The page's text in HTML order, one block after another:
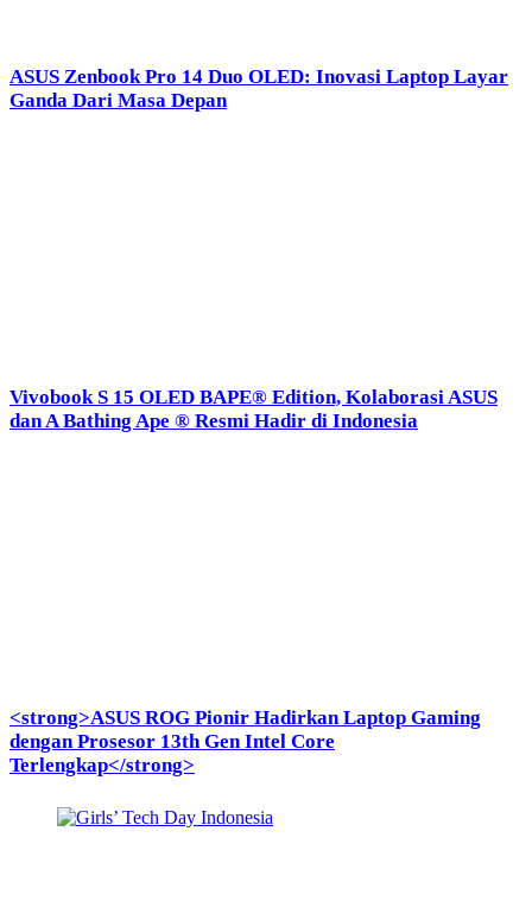
ASUS Zenbook Pro 14 Duo OLED: Inovasi Laptop Layar
Ganda Dari Masa Depan
Vivobook S 15 OLED BAPE® Edition, Kolaborasi ASUS
dan A Bathing Ape ® Resmi Hadir di Indonesia
<strong>ASUS ROG Pionir Hadirkan Laptop Gaming
dengan Prosesor 13th Gen Intel Core
Terlengkap</strong>